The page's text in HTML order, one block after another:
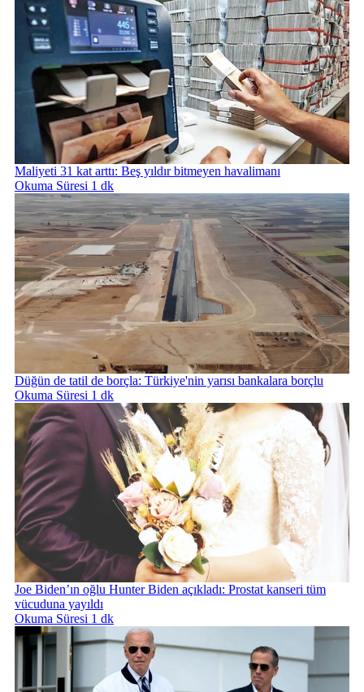
Maliyeti 31 kat arttı: Beş yıldır bitmeyen havalimanı
Okuma Süresi 1 dk
Düğün de tatil de borçla: Türkiye'nin yarısı bankalara borçlu
Okuma Süresi 1 dk
Joe Biden’ın oğlu Hunter Biden açıkladı: Prostat kanseri tüm
vücuduna yayıldı
Okuma Süresi 1 dk